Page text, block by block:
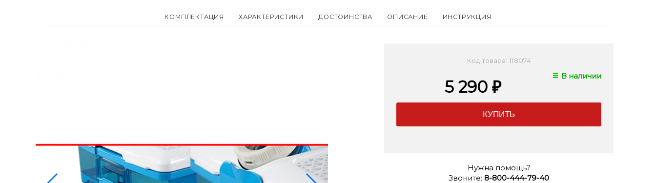
КОМПЛЕКТАЦИЯ ХАРАКТЕРИСТИКИ ДОСТОИНСТВА ОПИСАНИЕ ИНСТРУКЦИЯ
Код товара: 118074
В наличии
5 290 ₽
Нужна помощь?
Звоните: 8-800-444-79-40